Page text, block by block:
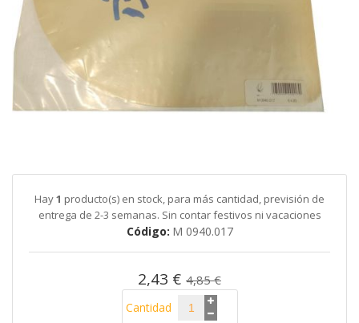
comienzo
galería
imágenes
Hay1 producto(s) en stock, para más cantidad, previsión de
entrega de 2-3 semanas. Sin contar festivos ni vacaciones
Código M 0940.017
2,43 € 4,85 €
Cantidad